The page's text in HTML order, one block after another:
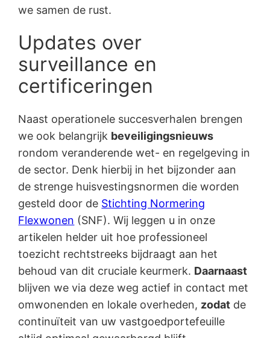
we samen de rust.
Updates over
surveillance en
certificeringen
Naast operationele succesverhalen brengen
we ook belangrijk beveiligingsnieuws
rondom veranderende wet- en regelgeving in
de sector. Denk hierbij in het bijzonder aan
de strenge huisvestingsnormen die worden
gesteld door de Stichting Normering
Flexwonen (SNF). Wij leggen u in onze
artikelen helder uit hoe professioneel
toezicht rechtstreeks bijdraagt aan het
behoud van dit cruciale keurmerk. Daarnaast
blijven we via deze weg actief in contact met
omwonenden en lokale overheden, zodat de
continuïteit van uw vastgoedportefeuille